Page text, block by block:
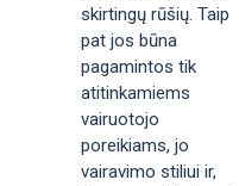
skirtingų rūšių. Taip
pat jos būna
pagamintos tik
atitinkamiems
vairuotojo
poreikiams, jo
vairavimo stiliui ir,